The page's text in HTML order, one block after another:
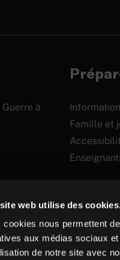
web utilise des cookies.
cookies nous permettent
aux médias sociaux
de notre site avec
à
Famille et